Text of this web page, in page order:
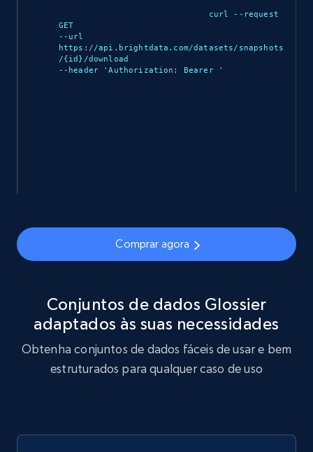
eCommerce
901+ 114+ Buy Now
878+ 124+ Buy Now
Naver products
URL, Product id, Title, Original price, Final price,
Discount rate, Currency, Description, and more.
curl --request
GET
--url
https://api.brightdata.com/datasets/snapshots
/{id}/download
--header 'Authorization: Bearer
'
Comprar agora
Conjuntos de dados Glossier
adaptados às suas necessidades
Obtenha conjuntos de dados fáceis de usar e bem
estruturados para qualquer caso de uso